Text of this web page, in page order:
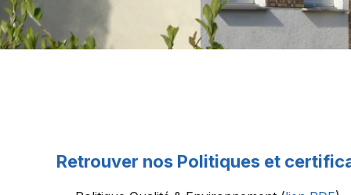
Retrouver nos Politiques et